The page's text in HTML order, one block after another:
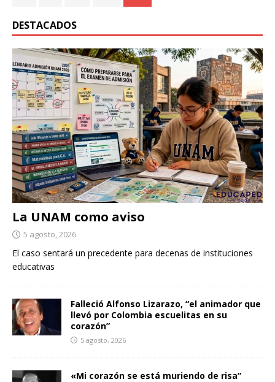
DESTACADOS
La UNAM como aviso
5 agosto, 2026
El caso sentará un precedente para decenas de instituciones
educativas
Falleció Alfonso Lizarazo, “el animador que
llevó por Colombia escuelitas en su
corazón”
5 agosto, 2026
«Mi corazón se está muriendo de risa”